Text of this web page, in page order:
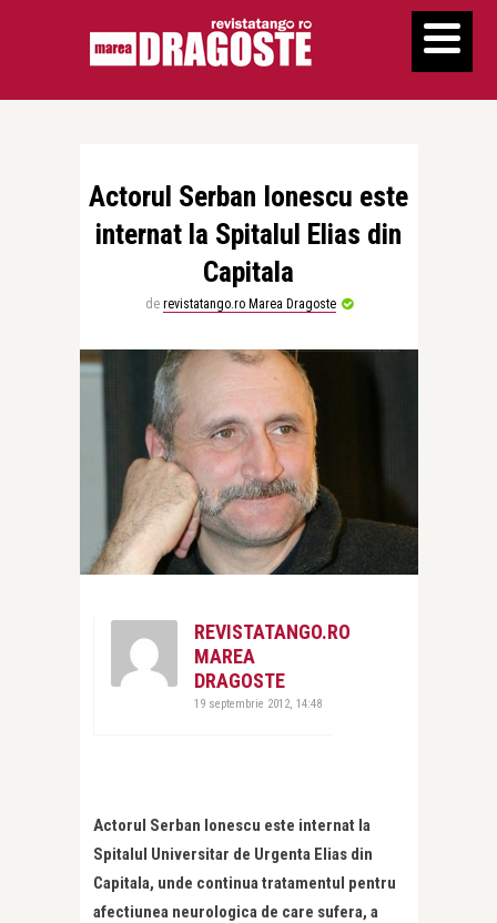
Actorul Serban Ionescu este
internat la Spitalul Elias din
Capitala
de revistatango.ro Marea Dragoste
REVISTATANGO.RO
MAREA
DRAGOSTE
19 septembrie 2012, 14:48
Actorul Serban Ionescu este internat la
Spitalul Universitar de Urgenta Elias din
Capitala, unde continua tratamentul pentru
afectiunea neurologica de care sufera, a